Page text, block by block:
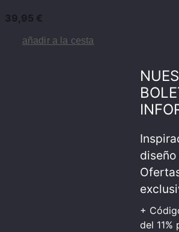
39,95 €
añadir a la cesta
+
del 11%